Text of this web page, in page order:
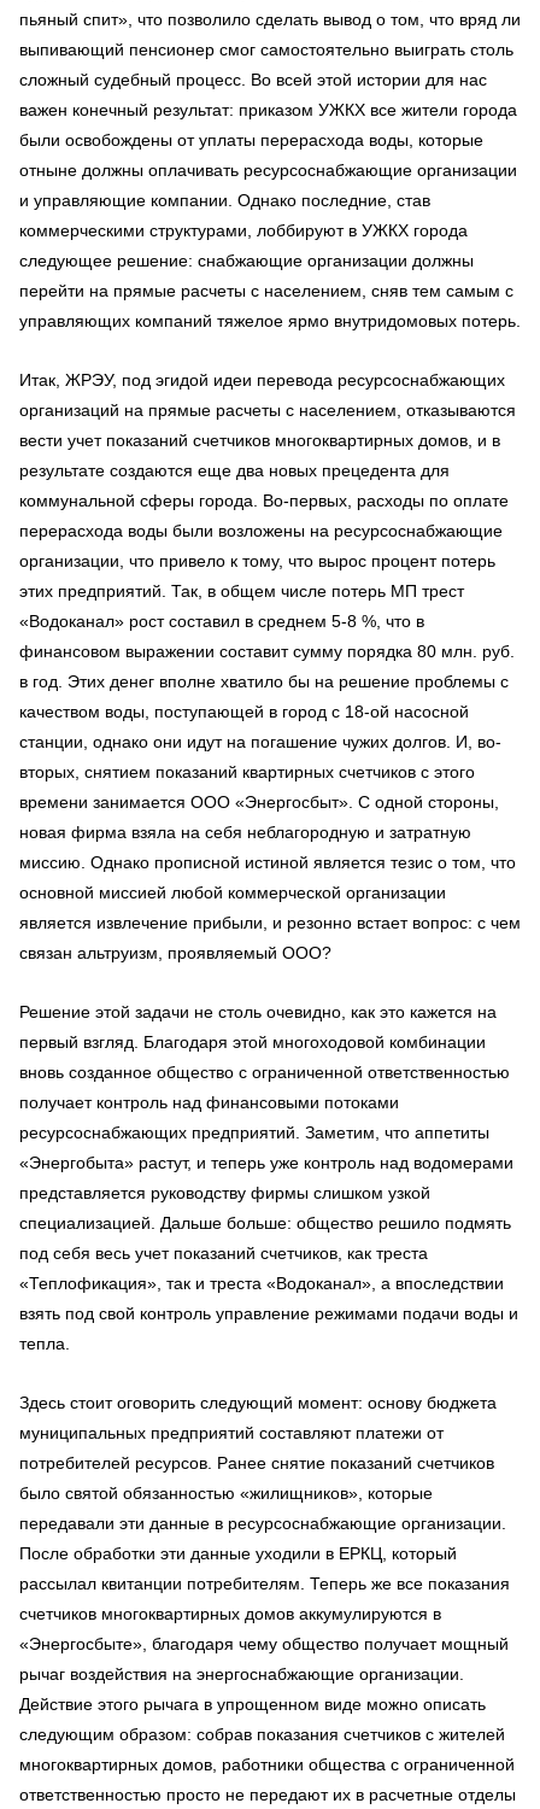
пьяный спит», что позволило сделать вывод о том, что вряд ли
выпивающий пенсионер смог самостоятельно выиграть столь
сложный судебный процесс. Во всей этой истории для нас
важен конечный результат: приказом УЖКХ все жители города
были освобождены от уплаты перерасхода воды, которые
отныне должны оплачивать ресурсоснабжающие организации
и управляющие компании. Однако последние, став
коммерческими структурами, лоббируют в УЖКХ города
следующее решение: снабжающие организации должны
перейти на прямые расчеты с населением, сняв тем самым с
управляющих компаний тяжелое ярмо внутридомовых потерь.
Итак, ЖРЭУ, под эгидой идеи перевода ресурсоснабжающих
организаций на прямые расчеты с населением, отказываются
вести учет показаний счетчиков многоквартирных домов, и в
результате создаются еще два новых прецедента для
коммунальной сферы города. Во-первых, расходы по оплате
перерасхода воды были возложены на ресурсоснабжающие
организации, что привело к тому, что вырос процент потерь
этих предприятий. Так, в общем числе потерь МП трест
«Водоканал» рост составил в среднем 5-8 %, что в
финансовом выражении составит сумму порядка 80 млн. руб.
в год. Этих денег вполне хватило бы на решение проблемы с
качеством воды, поступающей в город с 18-ой насосной
станции, однако они идут на погашение чужих долгов. И, во-
вторых, снятием показаний квартирных счетчиков с этого
времени занимается ООО «Энергосбыт». С одной стороны,
новая фирма взяла на себя неблагородную и затратную
миссию. Однако прописной истиной является тезис о том, что
основной миссией любой коммерческой организации
является извлечение прибыли, и резонно встает вопрос: с чем
связан альтруизм, проявляемый ООО?
Решение этой задачи не столь очевидно, как это кажется на
первый взгляд. Благодаря этой многоходовой комбинации
вновь созданное общество с ограниченной ответственностью
получает контроль над финансовыми потоками
ресурсоснабжающих предприятий. Заметим, что аппетиты
«Энергобыта» растут, и теперь уже контроль над водомерами
представляется руководству фирмы слишком узкой
специализацией. Дальше больше: общество решило подмять
под себя весь учет показаний счетчиков, как треста
«Теплофикация», так и треста «Водоканал», а впоследствии
взять под свой контроль управление режимами подачи воды и
тепла.
Здесь стоит оговорить следующий момент: основу бюджета
муниципальных предприятий составляют платежи от
потребителей ресурсов. Ранее снятие показаний счетчиков
было святой обязанностью «жилищников», которые
передавали эти данные в ресурсоснабжающие организации.
После обработки эти данные уходили в ЕРКЦ, который
рассылал квитанции потребителям. Теперь же все показания
счетчиков многоквартирных домов аккумулируются в
«Энергосбыте», благодаря чему общество получает мощный
рычаг воздействия на энергоснабжающие организации.
Действие этого рычага в упрощенном виде можно описать
следующим образом: собрав показания счетчиков с жителей
многоквартирных домов, работники общества с ограниченной
ответственностью просто не передают их в расчетные отделы